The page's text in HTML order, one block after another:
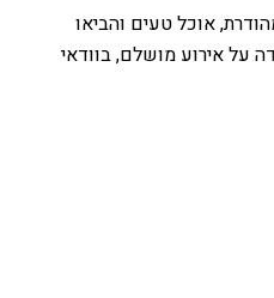
אוכל טעים והביאו
על אירוע מושלם, בוודאי